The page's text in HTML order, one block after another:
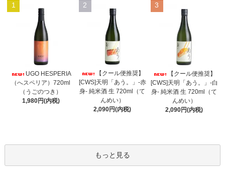
1
UGO HESPERIA
（へスペリア）720ml
（うごのつき）
1,980円(内税)
2
【クール便推奨】
[CWS]天明「あう。」-赤
身- 純米酒 生 720ml（て
んめい）
2,090円(内税)
3
【クール便推奨】
[CWS]天明「あう。」-白
身- 純米酒 生 720ml（て
んめい）
2,090円(内税)
もっと見る